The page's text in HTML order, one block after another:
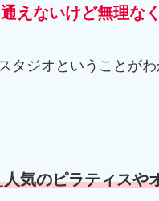
えないけど無理な
タジオということがわ
気のピラティスや